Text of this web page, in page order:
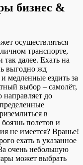
бизнес &
осуществляться
транспорте,
далее. Ехать на
выгодно жд
медленные ездить за
выбор – самолёт,
направляет до
в
полетов и
не имеется? Вранье!
ехать в указанное
очень небольшую
может выбрать